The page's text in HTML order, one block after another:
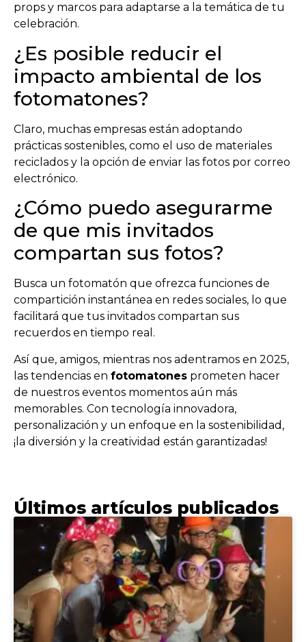
props y marcos para adaptarse a la temática de tu
celebración.
¿Es posible reducir el
impacto ambiental de los
fotomatones?
Claro, muchas empresas están adoptando
prácticas sostenibles, como el uso de materiales
reciclados y la opción de enviar las fotos por correo
electrónico.
¿Cómo puedo asegurarme
de que mis invitados
compartan sus fotos?
Busca un fotomatón que ofrezca funciones de
compartición instantánea en redes sociales, lo que
facilitará que tus invitados compartan sus
recuerdos en tiempo real.
Así que, amigos, mientras nos adentramos en 2025,
las tendencias en fotomatones prometen hacer
de nuestros eventos momentos aún más
memorables. Con tecnología innovadora,
personalización y un enfoque en la sostenibilidad,
¡la diversión y la creatividad están garantizadas!
Últimos artículos publicados